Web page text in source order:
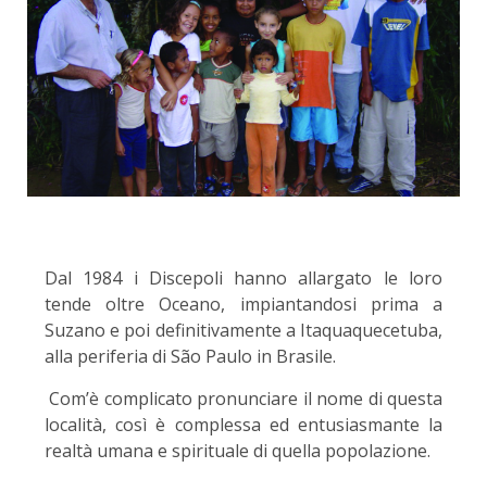
Dal 1984 i Discepoli hanno allargato le loro
tende oltre Oceano, impiantandosi prima a
Suzano e poi definitivamente a Itaquaquecetuba,
alla periferia di São Paulo in Brasile.
Com’è complicato pronunciare il nome di questa
località, così è complessa ed entusiasmante la
realtà umana e spirituale di quella popolazione.